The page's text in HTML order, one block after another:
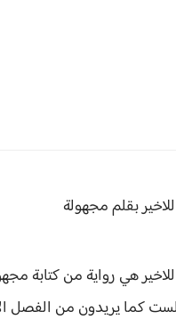
بقلم مجهولة
هي رواية من كتابة
لست كما يريدون من الفصل